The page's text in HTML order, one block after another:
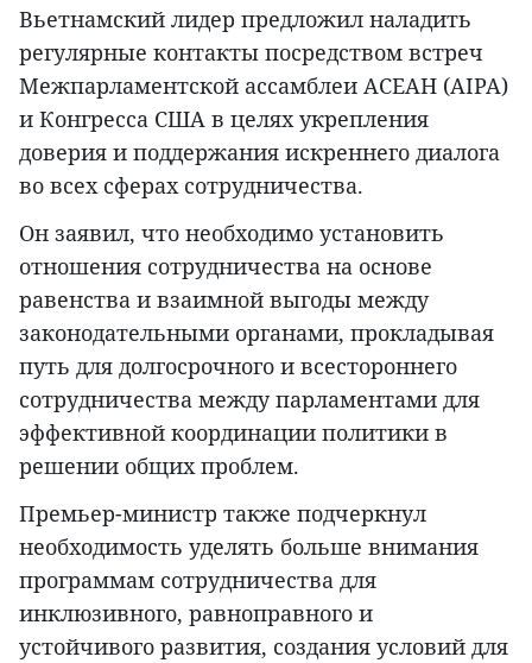
Вьетнамский лидер предложил наладить
регулярные контакты посредством встреч
Межпарламентской ассамблеи АСЕАН (AIPA)
и Конгресса США в целях укрепления
доверия и поддержания искреннего диалога
во всех сферах сотрудничества.
Он заявил, что необходимо установить
отношения сотрудничества на основе
равенства и взаимной выгоды между
законодательными органами, прокладывая
путь для долгосрочного и всестороннего
сотрудничества между парламентами для
эффективной координации политики в
решении общих проблем.
Премьер-министр также подчеркнул
необходимость уделять больше внимания
программам сотрудничества для
инклюзивного, равноправного и
устойчивого развития, создания условий для